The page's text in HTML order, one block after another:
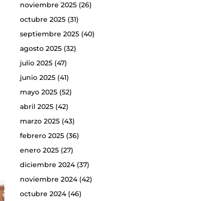
noviembre 2025(26)
octubre 2025(31)
septiembre 2025(40)
agosto 2025(32)
julio 2025(47)
junio 2025(41)
mayo 2025(52)
abril 2025(42)
marzo 2025(43)
febrero 2025(36)
enero 2025(27)
diciembre 2024(37)
noviembre 2024(42)
octubre 2024(46)